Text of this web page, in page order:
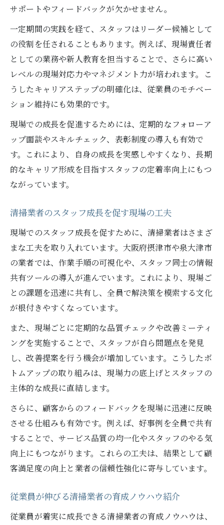
サポートやフィードバックが欠かせません。
一定期間の実践を経て、スタッフはリーダー候補として
の役割を任されることもあります。例えば、現場責任者
としての業務や新人教育を担当することで、さらに高い
レベルの現場対応力やマネジメント力が培われます。こ
うしたキャリアステップの明確化は、従業員のモチベー
ション維持にも効果的です。
現場での成長を促進するためには、定期的なフォローア
ップ面談やスキルチェック、表彰制度の導入も有効で
す。これにより、自身の成長を実感しやすくなり、長期
的なキャリア形成を目指すスタッフの定着率向上にもつ
ながっています。
清掃業者のスタッフ成長を促す現場の工夫
現場でのスタッフ成長を促すために、清掃業者はさまざ
まな工夫を取り入れています。大阪府摂津市や泉大津市
の業者では、作業手順の可視化や、スタッフ同士の情報
共有ツールの導入が進んでいます。これにより、現場ご
との課題を迅速に共有し、全員で解決策を模索する文化
が根付きやすくなっています。
また、現場ごとに定期的な品質チェックや改善ミーティ
ングを実施することで、スタッフが自ら問題点を発見
し、改善提案を行う機会が増加しています。こうしたボ
トムアップの取り組みは、現場力の底上げとスタッフの
主体的な成長に直結します。
さらに、顧客からのフィードバックを現場に迅速に反映
させる仕組みも有効です。例えば、好事例を全員で共有
することで、サービス品質の均一化やスタッフのやる気
向上にもつながります。これらの工夫は、結果として顧
客満足度の向上と業者の信頼性強化に寄与しています。
従業員が伸びる清掃業者の育成ノウハウ紹介
従業員が着実に成長できる清掃業者の育成ノウハウは、